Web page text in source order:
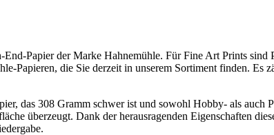
Papier der Marke Hahnemühle. Für Fine Art Prints sind
Papieren, die Sie derzeit in unserem Sortiment finden. Es
das 308 Gramm schwer ist und sowohl Hobby- als auch
überzeugt. Dank der herausragenden Eigenschaften